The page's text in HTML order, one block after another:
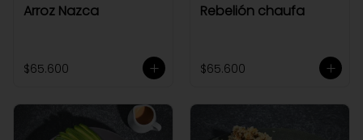
Arroz Nazca
$65.600
Rebelión chaufa
$65.600